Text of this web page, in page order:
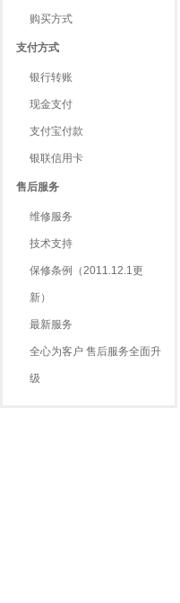
购买方式
支付方式
银行转账
现金支付
支付宝付款
银联信用卡
售后服务
维修服务
技术支持
保修条例（2011.12.1更
新）
最新服务
全心为客户 售后服务全面升
级